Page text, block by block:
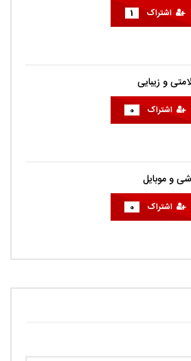
اشتراک 1
و زیبایی
اشتراک 0
و موبایل
اشتراک 0